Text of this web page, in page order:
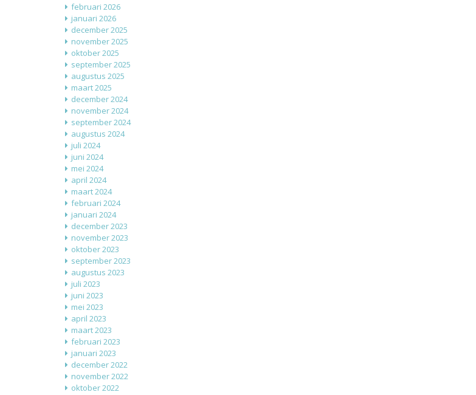
februari 2026
januari 2026
december 2025
november 2025
oktober 2025
september 2025
augustus 2025
maart 2025
december 2024
november 2024
september 2024
augustus 2024
juli 2024
juni 2024
mei 2024
april 2024
maart 2024
februari 2024
januari 2024
december 2023
november 2023
oktober 2023
september 2023
augustus 2023
juli 2023
juni 2023
mei 2023
april 2023
maart 2023
februari 2023
januari 2023
december 2022
november 2022
oktober 2022